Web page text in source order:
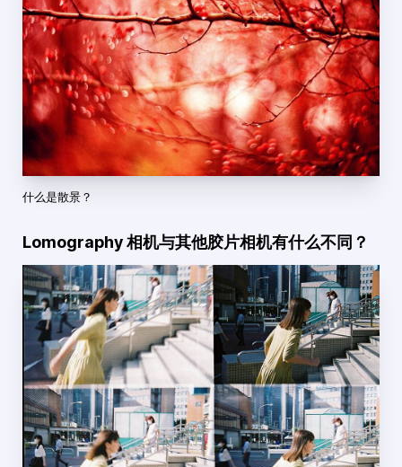
什么是散景？
Lomography 相机与其他胶片相机有什么不同？